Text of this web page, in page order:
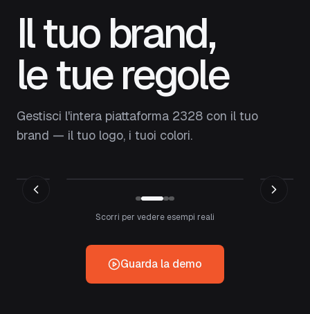
Il tuo brand,
le tue regole
Gestisci l'intera piattaforma 2328 con il tuo
brand — il tuo logo, i tuoi colori.
Scorri per vedere esempi reali
Guarda la demo